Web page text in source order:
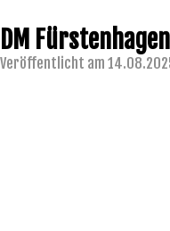
DM
Veröffentlicht am